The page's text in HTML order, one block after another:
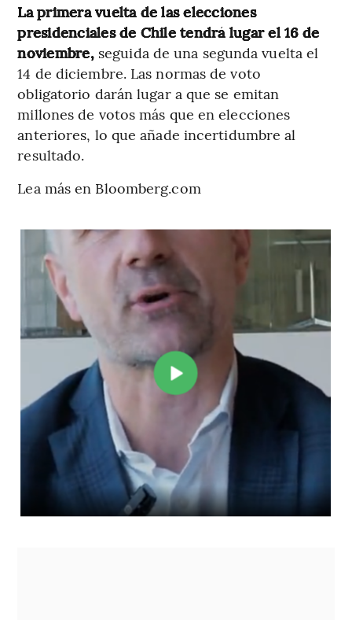
La primera vuelta de las elecciones
presidenciales de Chile tendrá lugar el 16 de
noviembre, seguida de una segunda vuelta el
14 de diciembre. Las normas de voto
obligatorio darán lugar a que se emitan
millones de votos más que en elecciones
anteriores, lo que añade incertidumbre al
resultado.
Lea más en Bloomberg.com